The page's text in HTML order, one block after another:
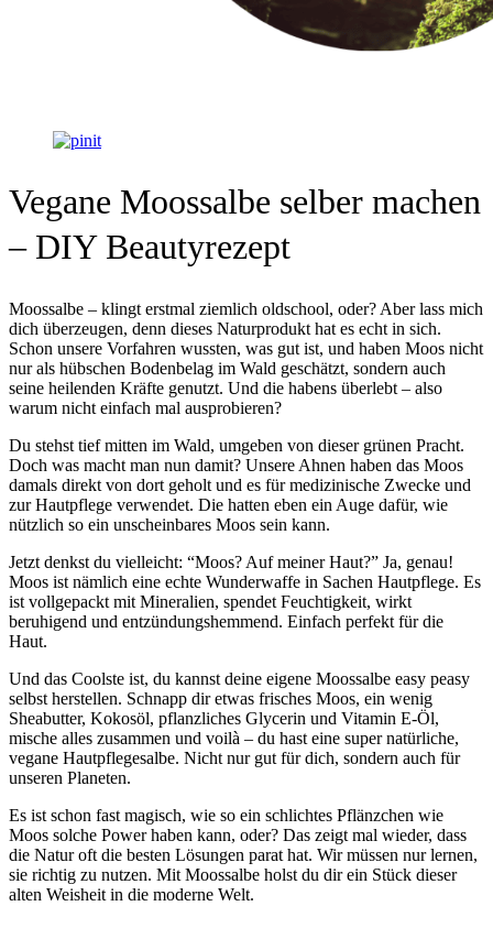
Vegane Moossalbe selber machen
– DIY Beautyrezept
Moossalbe – klingt erstmal ziemlich oldschool, oder? Aber lass mich
dich überzeugen, denn dieses Naturprodukt hat es echt in sich.
Schon unsere Vorfahren wussten, was gut ist, und haben Moos nicht
nur als hübschen Bodenbelag im Wald geschätzt, sondern auch
seine heilenden Kräfte genutzt. Und die habens überlebt – also
warum nicht einfach mal ausprobieren?
Du stehst tief mitten im Wald, umgeben von dieser grünen Pracht.
Doch was macht man nun damit? Unsere Ahnen haben das Moos
damals direkt von dort geholt und es für medizinische Zwecke und
zur Hautpflege verwendet. Die hatten eben ein Auge dafür, wie
nützlich so ein unscheinbares Moos sein kann.
Jetzt denkst du vielleicht: “Moos? Auf meiner Haut?” Ja, genau!
Moos ist nämlich eine echte Wunderwaffe in Sachen Hautpflege. Es
ist vollgepackt mit Mineralien, spendet Feuchtigkeit, wirkt
beruhigend und entzündungshemmend. Einfach perfekt für die
Haut.
Und das Coolste ist, du kannst deine eigene Moossalbe easy peasy
selbst herstellen. Schnapp dir etwas frisches Moos, ein wenig
Sheabutter, Kokosöl, pflanzliches Glycerin und Vitamin E-Öl,
mische alles zusammen und voilà – du hast eine super natürliche,
vegane Hautpflegesalbe. Nicht nur gut für dich, sondern auch für
unseren Planeten.
Es ist schon fast magisch, wie so ein schlichtes Pflänzchen wie
Moos solche Power haben kann, oder? Das zeigt mal wieder, dass
die Natur oft die besten Lösungen parat hat. Wir müssen nur lernen,
sie richtig zu nutzen. Mit Moossalbe holst du dir ein Stück dieser
alten Weisheit in die moderne Welt.